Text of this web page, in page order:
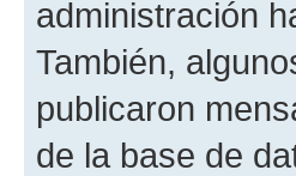
administración
También,
publicaron
de la base de